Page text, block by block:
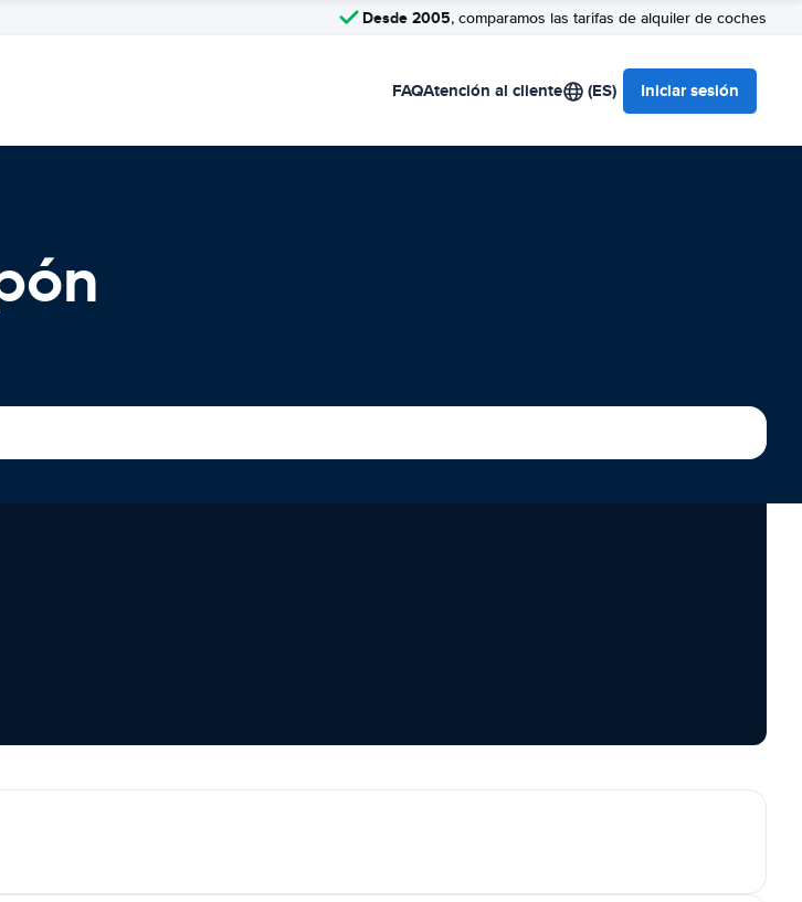
Desde 2005, comparamos las tarifas de alquiler de coches
FAQAtención al cliente (ES) Iniciar sesión